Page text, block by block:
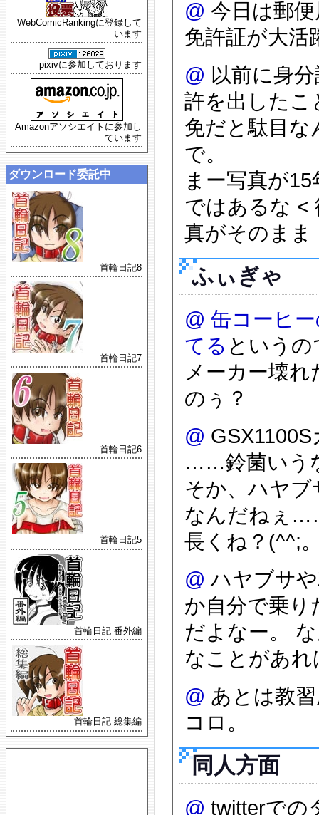
@ 今日は郵
免許証が大活
@ 以前に身
許を出したこ
免だと駄目な
で。
まー写真が
ではあるな <
真がそのまま
ふぃぎゃ
@ 缶コーヒ
てる という
メーカー壊
のぅ？
@
……鈴菌いう
そか、ハヤ
なんだねぇ
長くね？(^^;
@ ハヤブサ
か自分で乗
だよなー。
なことがあ
@ あとは教
コロ。
同人方面
@ twitterでの
WebComicRankingに登録して
います
pixivに参加しております
Amazonアソシエイトに参加し
ています
ダウンロード委託中
首輪日記8
首輪日記7
首輪日記6
首輪日記5
首輪日記 番外編
首輪日記 総集編